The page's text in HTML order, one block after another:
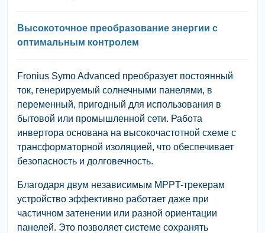
Высокоточное преобразование энергии с
оптимальным контролем
Fronius Symo Advanced преобразует постоянный
ток, генерируемый солнечными панелями, в
переменный, пригодный для использования в
бытовой или промышленной сети. Работа
инвертора основана на высокочастотной схеме с
трансформаторной изоляцией, что обеспечивает
безопасность и долговечность.
Благодаря двум независимым MPPT-трекерам
устройство эффективно работает даже при
частичном затенении или разной ориентации
панелей. Это позволяет системе сохранять